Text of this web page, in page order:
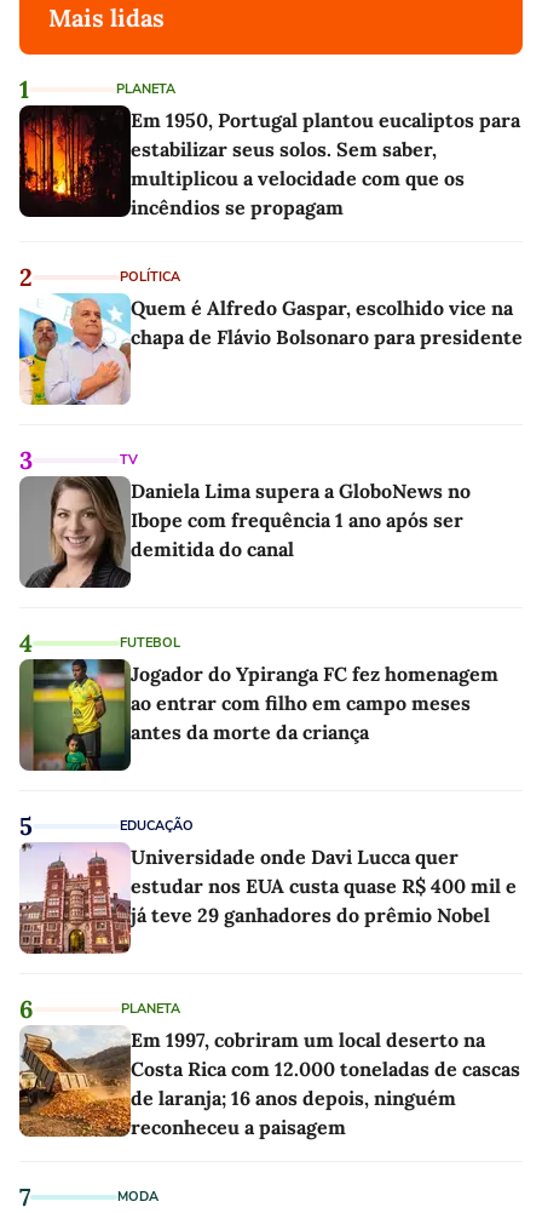
Mais lidas
1 PLANETA
Em 1950, Portugal plantou eucaliptos para
estabilizar seus solos. Sem saber,
multiplicou a velocidade com que os
incêndios se propagam
2 POLÍTICA
Quem é Alfredo Gaspar, escolhido vice na
chapa de Flávio Bolsonaro para presidente
3 TV
Daniela Lima supera a GloboNews no
Ibope com frequência 1 ano após ser
demitida do canal
4 FUTEBOL
Jogador do Ypiranga FC fez homenagem
ao entrar com filho em campo meses
antes da morte da criança
5 EDUCAÇÃO
Universidade onde Davi Lucca quer
estudar nos EUA custa quase R$ 400 mil e
já teve 29 ganhadores do prêmio Nobel
6 PLANETA
Em 1997, cobriram um local deserto na
Costa Rica com 12.000 toneladas de cascas
de laranja; 16 anos depois, ninguém
reconheceu a paisagem
7 MODA